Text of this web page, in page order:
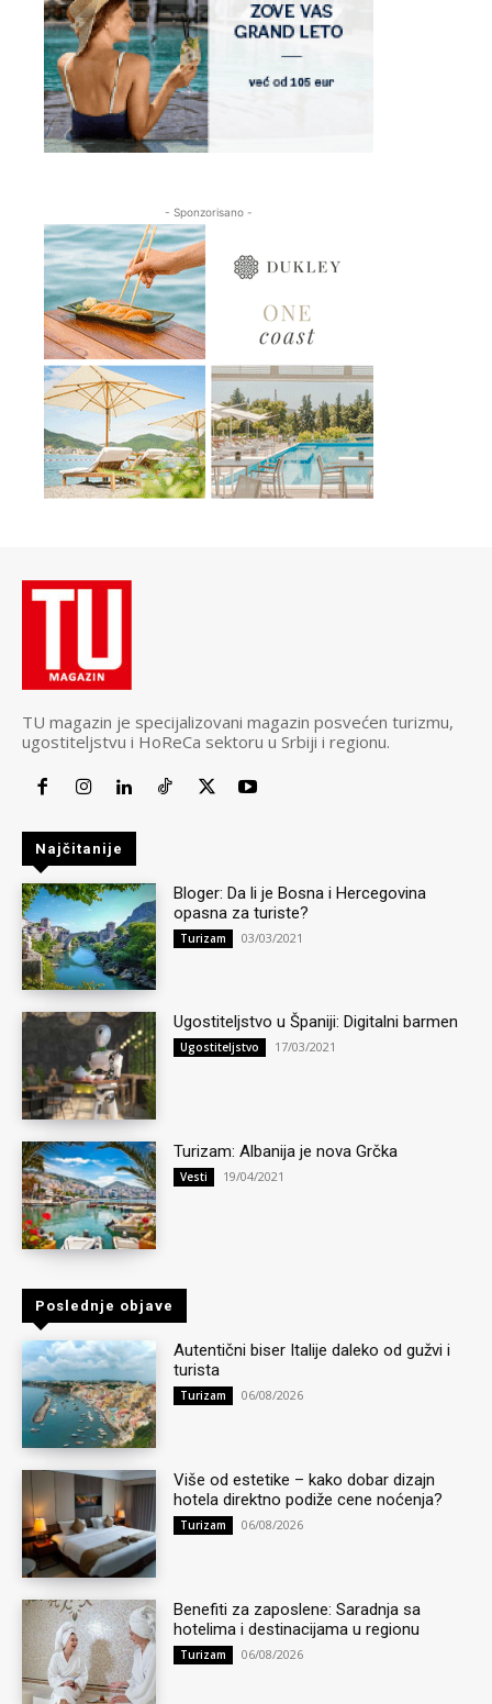
- Sponzorisano -
TU magazin je specijalizovani magazin posvećen turizmu,
ugostiteljstvu i HoReCa sektoru u Srbiji i regionu.
Najčitanije
Bloger: Da li je Bosna i Hercegovina
opasna za turiste?
Turizam 03/03/2021
Ugostiteljstvo u Španiji: Digitalni barmen
Ugostiteljstvo 17/03/2021
Turizam: Albanija je nova Grčka
Vesti 19/04/2021
Poslednje objave
Autentični biser Italije daleko od gužvi i
turista
Turizam 06/08/2026
Više od estetike – kako dobar dizajn
hotela direktno podiže cene noćenja?
Turizam 06/08/2026
Benefiti za zaposlene: Saradnja sa
hotelima i destinacijama u regionu
Turizam 06/08/2026